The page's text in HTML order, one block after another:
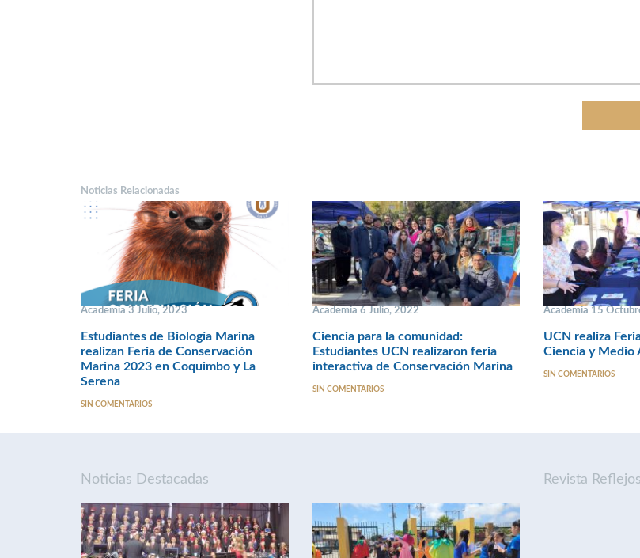
Noticias Relacionadas
Academia 3 Julio, 2023
Estudiantes de Biología Marina
realizan Feria de Conservación
Marina 2023 en Coquimbo y La
Serena
SIN COMENTARIOS
Academia 6 Julio, 2022
Ciencia para la comunidad:
Estudiantes UCN realizaron feria
interactiva de Conservación Marina
SIN COMENTARIOS
Academia 15
UCN realiza
Ciencia y Medio
SIN COMENTARIOS
Noticias Destacadas Revista Reflejos